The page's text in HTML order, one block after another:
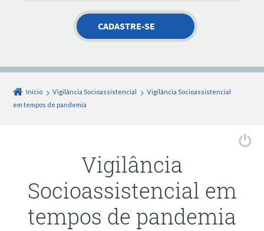
Início Vigilância Socioassistencial
Vigilância Socioassistencial
em tempos de pandemia
Vigilância
Socioassistencial em
tempos de pandemia